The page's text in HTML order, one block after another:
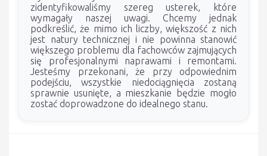
zidentyfikowaliśmy szereg usterek, które
wymagały naszej uwagi. Chcemy jednak
podkreślić, że mimo ich liczby, większość z nich
jest natury technicznej i nie powinna stanowić
większego problemu dla fachowców zajmujących
się profesjonalnymi naprawami i remontami.
Jesteśmy przekonani, że przy odpowiednim
podejściu, wszystkie niedociągnięcia zostaną
sprawnie usunięte, a mieszkanie będzie mogło
zostać doprowadzone do idealnego stanu.